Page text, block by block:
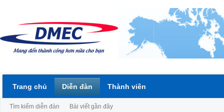
Trang chủ Diễn đàn
Tìm kiếm diễn đàn Bài viết gần đây
Thành viên